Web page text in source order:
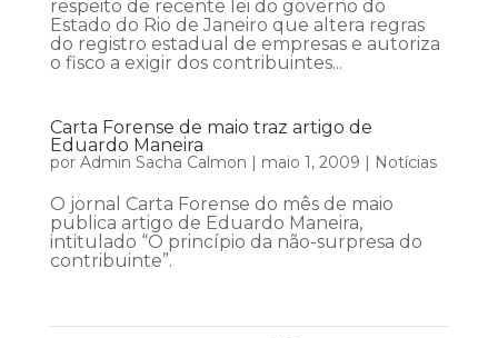
respeito de recente lei do governo do
Estado do Rio de Janeiro que altera regras
do registro estadual de empresas e autoriza
o fisco a exigir dos contribuintes...
Carta Forense de maio traz artigo de
Eduardo Maneira
por Admin Sacha Calmon | maio 1, 2009 | Notícias
O jornal Carta Forense do mês de maio
publica artigo de Eduardo Maneira,
intitulado “O princípio da não-surpresa do
contribuinte”.